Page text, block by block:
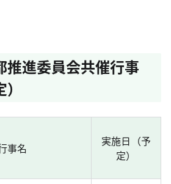
進委員会共催行事
事名
実施日（予
定）